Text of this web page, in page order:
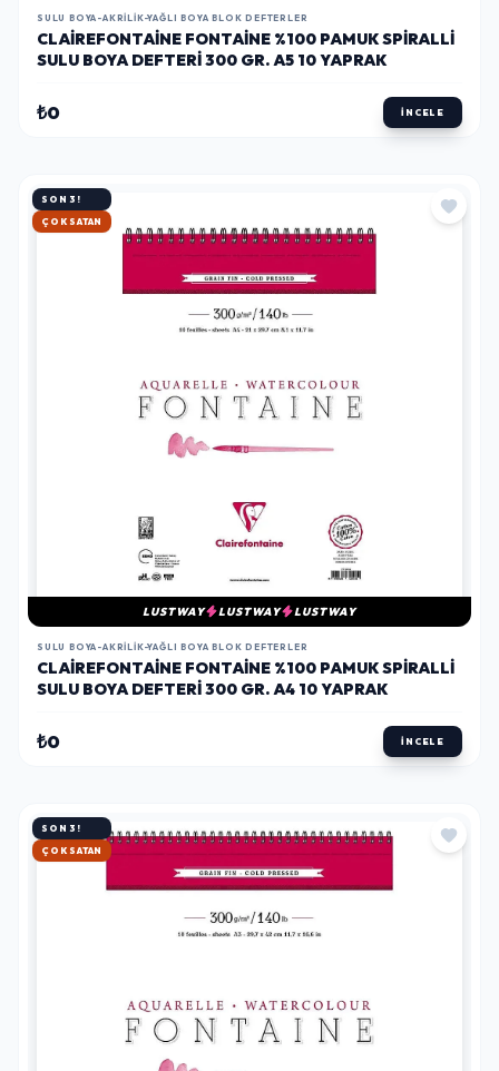
SULU BOYA-AKRILIK-YAĞLI BOYA BLOK DEFTERLER
CLAIREFONTAINE FONTAINE %100 PAMUK SPIRALLI
SULU BOYA DEFTERI 300 GR. A5 10 YAPRAK
₺0 İNCELE
SON 3!
HIZLI KARGO
LUSTWAY LUSTWAY LUSTWAY
SULU BOYA-AKRILIK-YAĞLI BOYA BLOK DEFTERLER
CLAIREFONTAINE FONTAINE %100 PAMUK SPIRALLI
SULU BOYA DEFTERI 300 GR. A4 10 YAPRAK
₺0 İNCELE
SON 3!
HIZLI KARGO